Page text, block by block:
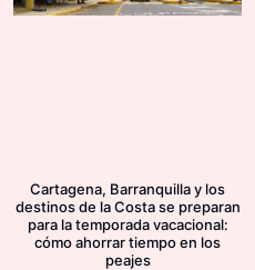
Cartagena, Barranquilla y los
destinos de la Costa se preparan
para la temporada vacacional:
cómo ahorrar tiempo en los
peajes